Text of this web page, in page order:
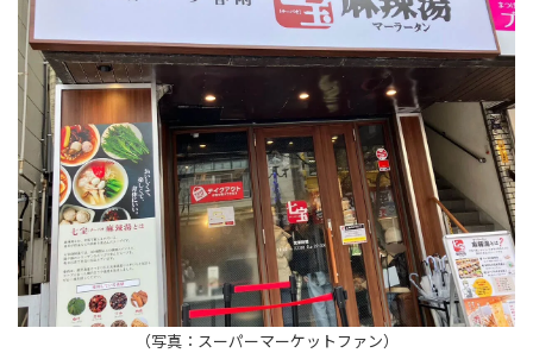
（写真：スーパーマーケットファン）